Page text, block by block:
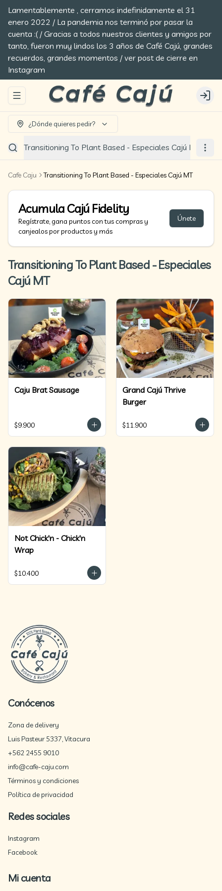
Lamentablemente , cerramos indefinidamente el 31
enero 2022 / La pandemia nos terminó por pasar la
cuenta :( / Gracias a todos nuestros clientes y amigos por
tanto, fueron muy lindos los 3 años de Café Cajú, grandes
recuerdos, grandes momentos / ver post de cierre en
Instagram
Abrir menu de navegación Login
¿Dónde quieres pedir?
Transitioning To Plant Based - Especiales Cajú MT
Cafe Caju Transitioning To Plant Based - Especiales Cajú MT
Acumula Cajú Fidelity
Regístrate, gana puntos con tus compras y
canjealos por productos y más
Únete
Transitioning To Plant Based - Especiales
Cajú MT
Caju Brat Sausage
$9.900
Grand Cajú Thrive
Burger
$11.900
Not Chick'n - Chick'n
Wrap
$10.400
Conócenos
Zona de delivery
Luis Pasteur 5337, Vitacura
+562 2455 9010
info@cafe-caju.com
Términos y condiciones
Política de privacidad
Redes sociales
Instagram
Facebook
Mi cuenta